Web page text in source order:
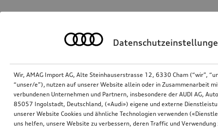
Wir, AMAG Import AG, Alte Steinhauserstrasse 12, 6330 Cham (“wir”,
“unser/e”), nutzen auf unserer Website allein oder in Zusammenarbeit
verbundenen Unternehmen und Partnern, insbesondere der AUDI AG,
85057 Ingolstadt, Deutschland, («Audi») eigene und externe
unserer Website Cookies und ähnliche Technologien verwenden
uns helfen, unsere Website zu verbessern, deren Traffic und Verwendung